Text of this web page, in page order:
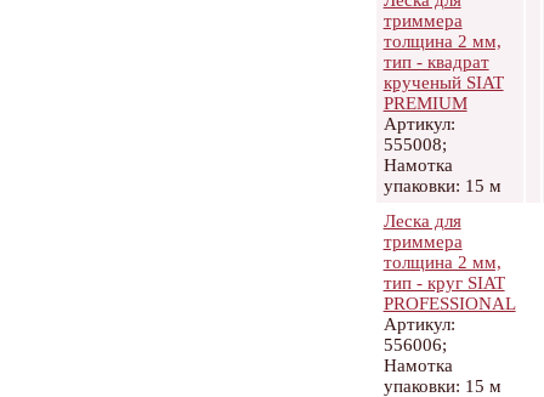
триммера
толщина 2 мм,
тип - квадрат
крученый SIAT
PREMIUM
Артикул:
555008;
Намотка
упаковки: 15 м
Леска для
триммера
толщина 2 мм,
тип - круг SIAT
PROFESSIONAL
Артикул:
556006;
Намотка
упаковки: 15 м